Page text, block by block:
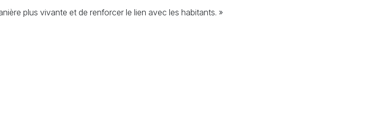
plus vivante et de renforcer le lien avec les habitants. »